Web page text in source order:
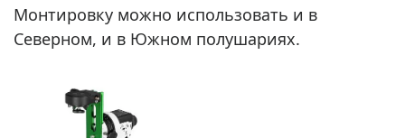
Монтировку можно использовать и в
Северном, и в Южном полушариях.